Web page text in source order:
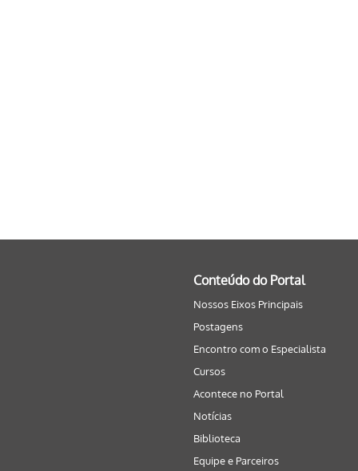
Conteúdo do Portal
Nossos Eixos Principais
Postagens
Encontro com o Especialista
Cursos
Acontece no Portal
Notícias
Biblioteca
Equipe e Parceiros